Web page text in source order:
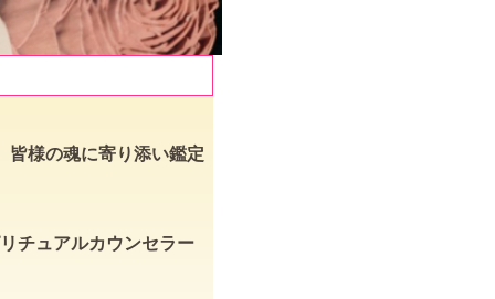
皆様の魂に寄り添い鑑定
チュアルカウンセラー